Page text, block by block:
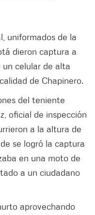
uniformados de la
dieron captura a
celular de alta
de Chapinero.
del teniente
oficial de inspección
a la altura de
se logró la captura
en una moto de
a un ciudadano
aprovechando